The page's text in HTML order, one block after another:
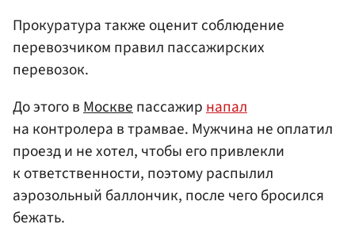
Прокуратура также оценит соблюдение
перевозчиком правил пассажирских
перевозок.
До этого вМосквепассажирнапал
на контролера в трамвае. Мужчина не оплатил
проезд и не хотел, чтобы его привлекли
к ответственности, поэтому распылил
аэрозольный баллончик, после чего бросился
бежать.